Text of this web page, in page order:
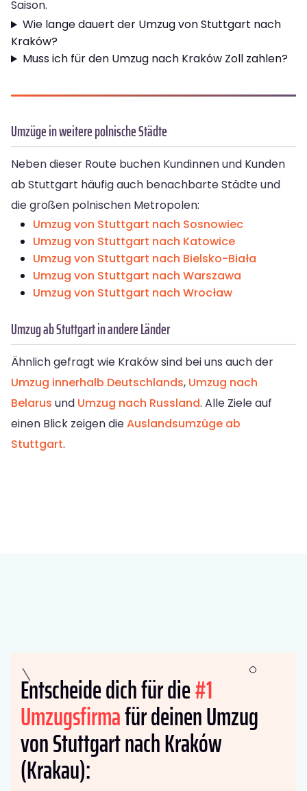
Saison.
Wie lange dauert der Umzug von Stuttgart nach
Kraków?
Muss ich für den Umzug nach Kraków Zoll zahlen?
Umzüge in weitere polnische Städte
Neben dieser Route buchen Kundinnen und Kunden
ab Stuttgart häufig auch benachbarte Städte und
die großen polnischen Metropolen:
Umzug von Stuttgart nach Sosnowiec
Umzug von Stuttgart nach Katowice
Umzug von Stuttgart nach Bielsko-Biała
Umzug von Stuttgart nach Warszawa
Umzug von Stuttgart nach Wrocław
Umzug ab Stuttgart in andere Länder
Ähnlich gefragt wie Kraków sind bei uns auch der
Umzug innerhalb Deutschlands, Umzug nach
Belarus und Umzug nach Russland. Alle Ziele auf
einen Blick zeigen dieAuslandsumzüge ab
Stuttgart.
Entscheide dich für die#1
Umzugsfirmafür deinen Umzug
von Stuttgart nach Kraków
(Krakau):